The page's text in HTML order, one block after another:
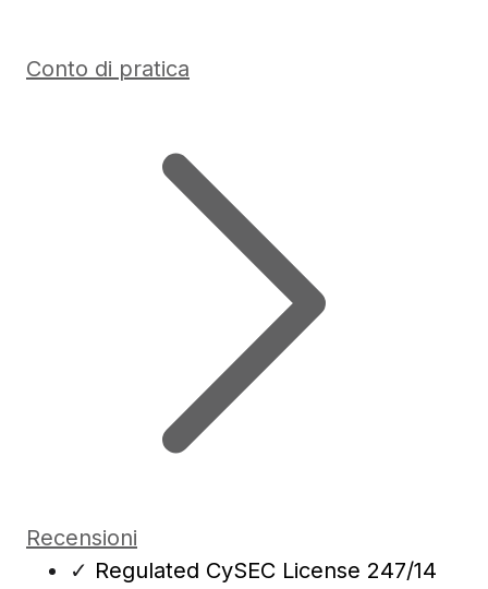
Conto di pratica
Recensioni
✓ Regulated CySEC License 247/14